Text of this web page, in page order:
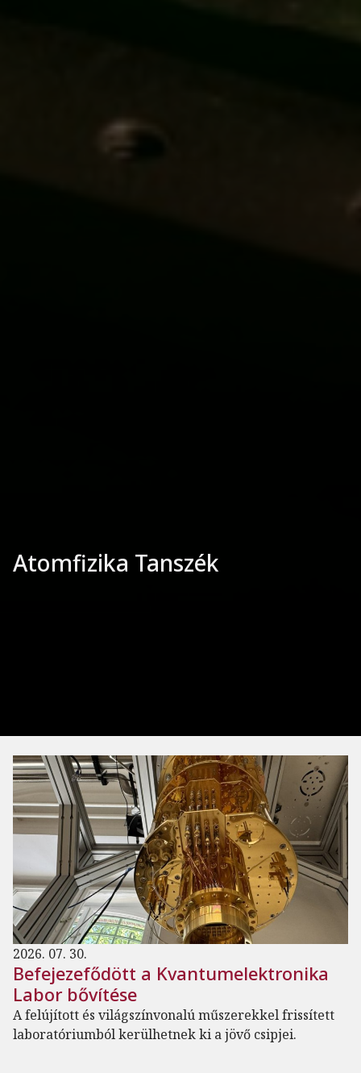
Atomfizika Tanszék
2026. 07. 30.
Befejezefődött a Kvantumelektronika
Labor bővítése
A felújított és világszínvonalú műszerekkel frissített
laboratóriumból kerülhetnek ki a jövő csipjei.